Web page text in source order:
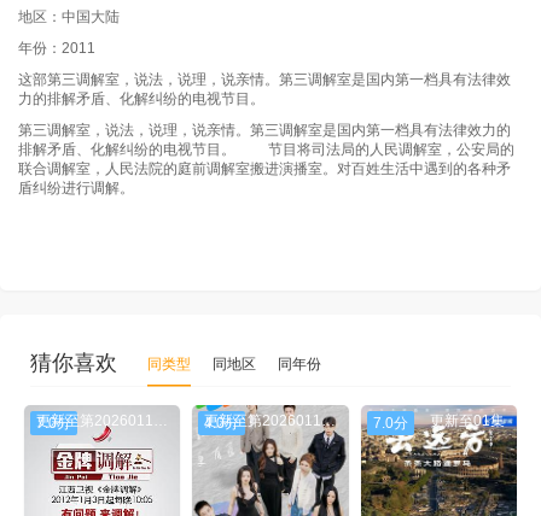
地区：中国大陆
年份：2011
这部第三调解室，说法，说理，说亲情。第三调解室是国内第一档具有法律效
力的排解矛盾、化解纠纷的电视节目。
第三调解室，说法，说理，说亲情。第三调解室是国内第一档具有法律效力的
排解矛盾、化解纠纷的电视节目。 节目将司法局的人民调解室，公安局的
联合调解室，人民法院的庭前调解室搬进演播室。对百姓生活中遇到的各种矛
盾纠纷进行调解。
猜你喜欢 同类型 同地区 同年份
7.0分 更新至第20260114期 4.0分 更新至第20260115期 7.0分 更新至01集